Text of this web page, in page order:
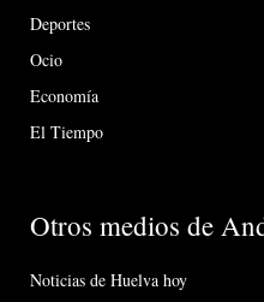
Deportes
Ocio
Economía
El Tiempo
Otros medios de
Noticias de Huelva hoy